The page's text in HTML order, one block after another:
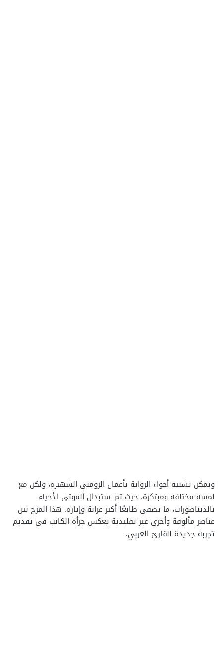
ويمكن تشبيه أجواء الرواية بأعمال الزومبي الشهيرة، ولكن مع
لمسة مختلفة ومبتكرة، حيث تم استبدال الموتى الأحياء
بالديناصورات، ما يضفي طابعًا أكثر غرابة وإثارة. هذا المزج بين
عناصر مألوفة وأخرى غير تقليدية يعكس جرأة الكاتب في تقديم
تجربة جديدة للقارئ العربي.